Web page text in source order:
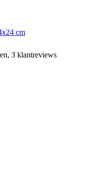
cm
3 klantreviews